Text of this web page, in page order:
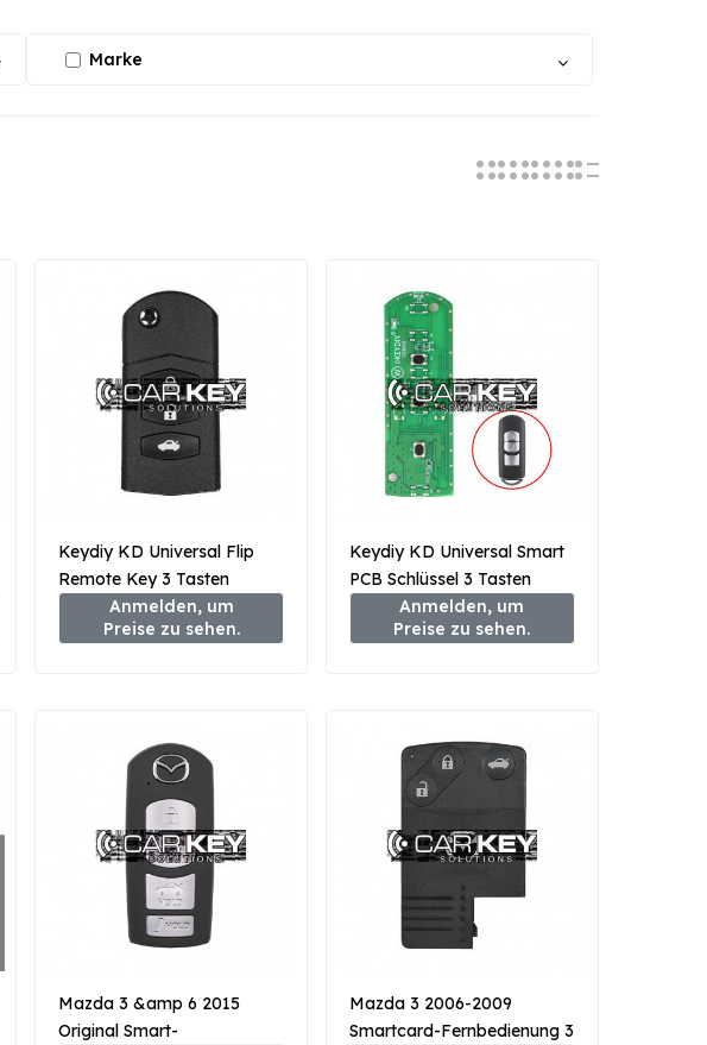
Marke
Keydiy KD Universal Flip
Remote Key 3 Tasten
Mazda Typ B14-3
Anmelden, um
Preise zu sehen.
Keydiy KD Universal Smart
PCB Schlüssel 3 Tasten
Mazda Typ ZB44-3
Anmelden, um
Preise zu sehen.
Mazda 3 &amp 6 2015
Original Smart-
Mazda 3 2006-2009
Smartcard-Fernbedienung 3